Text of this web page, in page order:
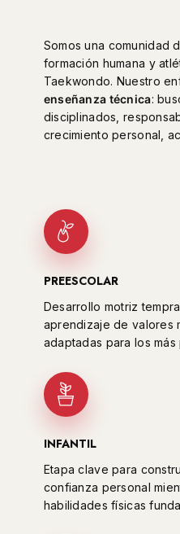
Somos una comunidad
formación humana y
Taekwondo. Nuestro
enseñanza técnica:
disciplinados,
crecimiento personal,
PREESCOLAR
Desarrollo motriz
aprendizaje de valores
adaptadas para los más
INFANTIL
Etapa clave para
confianza personal
habilidades físicas